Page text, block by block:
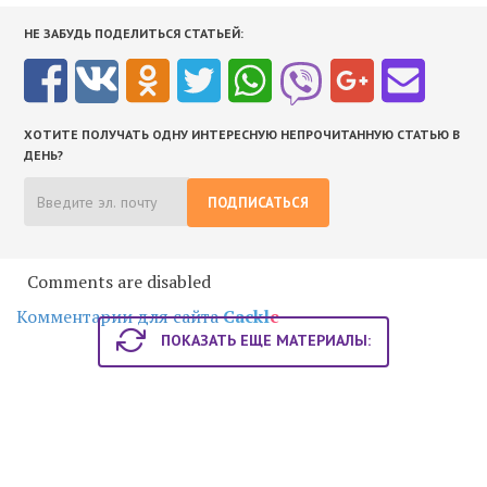
НЕ ЗАБУДЬ ПОДЕЛИТЬСЯ СТАТЬЕЙ:
ХОТИТЕ ПОЛУЧАТЬ ОДНУ ИНТЕРЕСНУЮ НЕПРОЧИТАННУЮ СТАТЬЮ В
ДЕНЬ?
ПОДПИСАТЬСЯ
Comments are disabled
Комментарии для сайтаCackle
ПОКАЗАТЬ ЕЩЕ МАТЕРИАЛЫ: